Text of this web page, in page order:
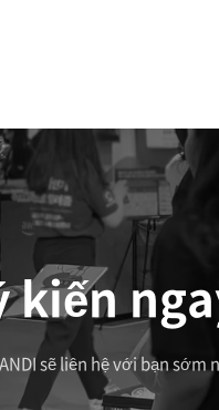
kiến
sẽ liên hệ với bạn sớm